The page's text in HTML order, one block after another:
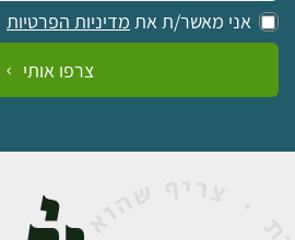
אני מאשר/ת את מדיניות הפרטיות
צרפו אותי